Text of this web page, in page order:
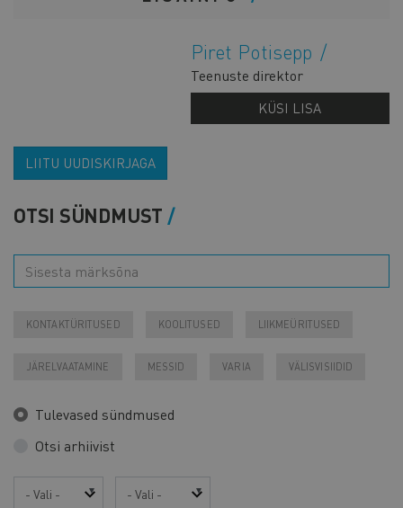
Piret Potisepp
Teenuste direktor
KÜSI LISA
LIITU UUDISKIRJAGA
OTSI SÜNDMUST
KONTAKTÜRITUSED KOOLITUSED LIIKMEÜRITUSED
JÄRELVAATAMINE MESSID VARIA VÄLISVISIIDID
Tulevased sündmused
Otsi arhiivist
Aasta Kuu